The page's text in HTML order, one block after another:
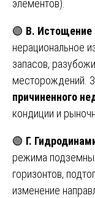
элементов).
🟢 В. Истощение
нерациональное
запасов,
месторождений.
причиненного
кондиции и
🟢 Г.
режима
горизонтов,
изменение